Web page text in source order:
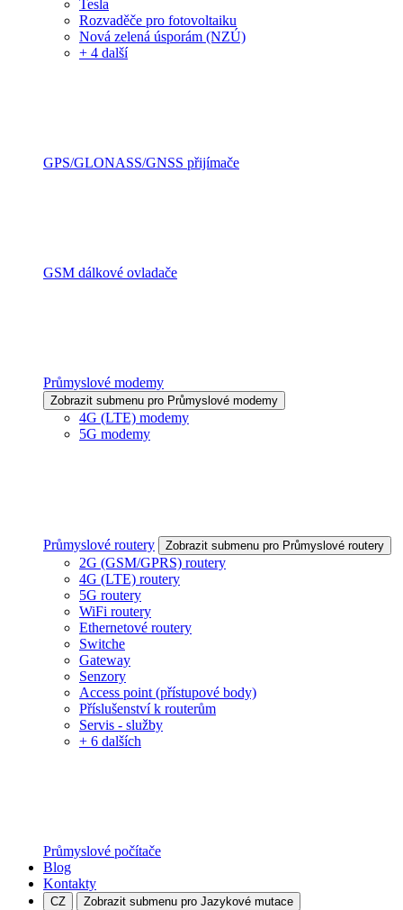
Tesla
Rozvaděče pro fotovoltaiku
Nová zelená úsporám (NZÚ)
+ 4 další
GPS/GLONASS/GNSS přijímače
GSM dálkové ovladače
Průmyslové modemy
Zobrazit submenu pro Průmyslové modemy
4G (LTE) modemy
5G modemy
Průmyslové routery Zobrazit submenu pro Průmyslové routery
2G (GSM/GPRS) routery
4G (LTE) routery
5G routery
WiFi routery
Ethernetové routery
Switche
Gateway
Senzory
Access point (přístupové body)
Příslušenství k routerům
Servis - služby
+ 6 dalších
Průmyslové počítače
Blog
Kontakty
CZ Zobrazit submenu pro Jazykové mutace